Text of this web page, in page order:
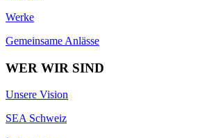
Werke
Gemeinsame Anlässe
WER WIR SIND
Unsere Vision
SEA Schweiz